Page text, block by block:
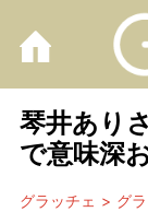
琴井あり
で意味深
グラッチェ グ